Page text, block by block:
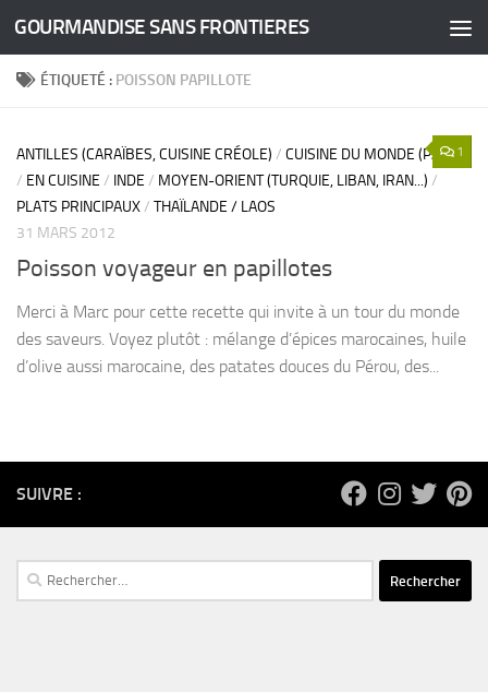
Skip to content
GOURMANDISE SANS FRONTIERES
ÉTIQUETÉ : POISSON PAPILLOTE
1
ANTILLES (CARAÏBES, CUISINE CRÉOLE) / CUISINE DU MONDE (PAYS)
/ EN CUISINE / INDE / MOYEN-ORIENT (TURQUIE, LIBAN, IRAN...) /
PLATS PRINCIPAUX/ THAÏLANDE / LAOS
31 MARS 2012
Poisson voyageur en papillotes
Merci à Marc pour cette recette qui invite à un tour du monde
des saveurs. Voyez plutôt : mélange d’épices marocaines, huile
d’olive aussi marocaine, des patates douces du Pérou, des...
SUIVRE :
Rechercher :